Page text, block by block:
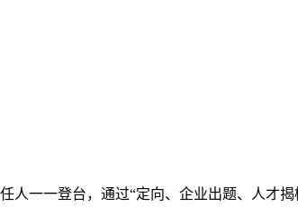
一登台，通过“定向、企业出题、人才揭